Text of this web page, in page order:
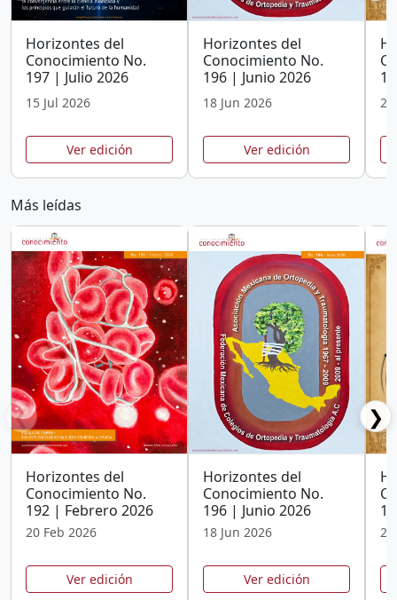
Horizontes del
Conocimiento No.
197 | Julio 2026
15 Jul 2026
Ver edición
Horizontes del
Conocimiento No.
196 | Junio 2026
18 Jun 2026
Ver edición
Más leídas
❮
Horizontes del
Conocimiento No.
192 | Febrero 2026
20 Feb 2026
Ver edición
Horizontes del
Conocimiento No.
196 | Junio 2026
18 Jun 2026
Ver edición
❯